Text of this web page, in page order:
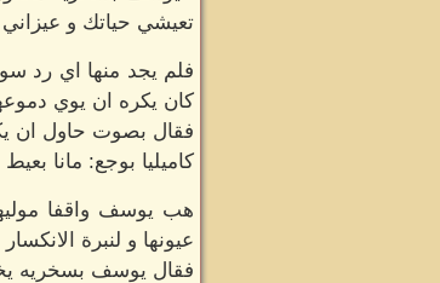
تعيشي حياتك و
فلم يجد منها اي رد
كان يكره ان يوي
فقال بصوت حاول ان
كاميليا بوجع: مانا
هب يوسف واقفا
عيونها و لنبرة
فقال يوسف بسخريه